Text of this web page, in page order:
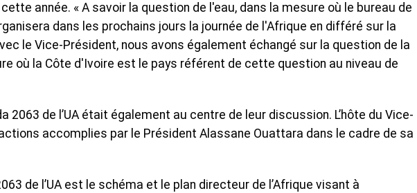
année. « A savoir la question de l'eau, dans la mesure où le bureau de
dans les prochains jours la journée de l'Afrique en différé sur la
le Vice-Président, nous avons également échangé sur la question de la
où la Côte d'Ivoire est le pays référent de cette question au niveau de
2063 de l’UA était également au centre de leur discussion. L’hôte du Vice-
accomplies par le Président Alassane Ouattara dans le cadre de sa
de l’UA est le schéma et le plan directeur de l’Afrique visant à